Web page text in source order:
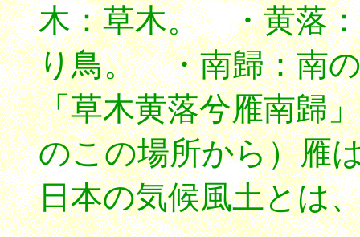
木：草木。 ・黄落
り鳥。 ・南歸：南
「草木黄落兮雁南歸
のこの場所から）雁
日本の気候風土とは